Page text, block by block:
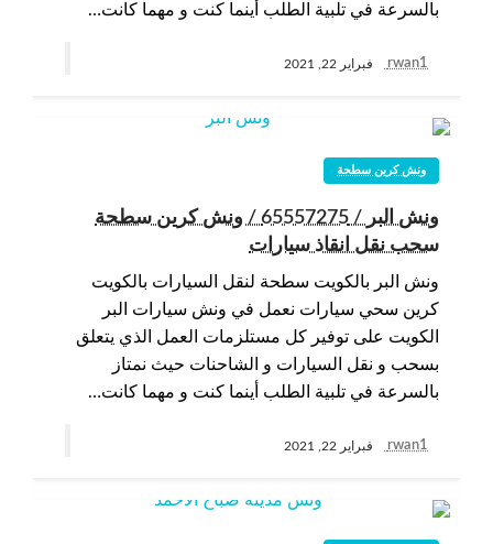
بالسرعة في تلبية الطلب أينما كنت و مهما كانت…
rwan1 فبراير 22, 2021
ونش كرين سطحة
ونش البر / 65557275 / ونش كرين سطحة
سحب نقل انقاذ سيارات
ونش البر بالكويت سطحة لنقل السيارات بالكويت
كرين سحي سيارات نعمل في ونش سيارات البر
الكويت على توفير كل مستلزمات العمل الذي يتعلق
بسحب و نقل السيارات و الشاحنات حيث نمتاز
بالسرعة في تلبية الطلب أينما كنت و مهما كانت…
rwan1 فبراير 22, 2021